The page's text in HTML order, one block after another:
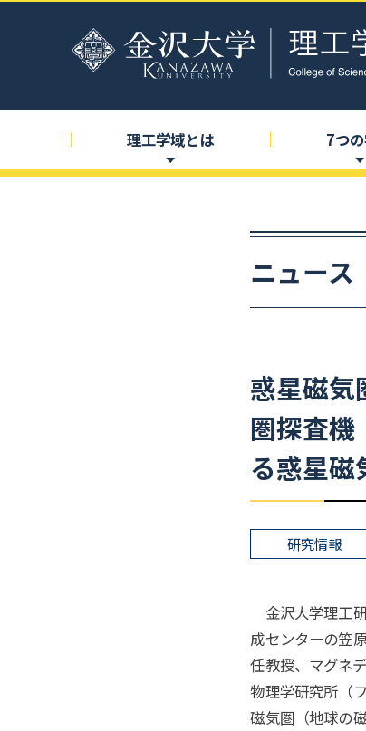
理工学域とは 7つの
ニュース
惑星磁気
圏探査機
る惑星磁
研究情報
金沢大学理工
成センターの笠
任教授、マグネ
物理学研究所（
磁気圏（地球の